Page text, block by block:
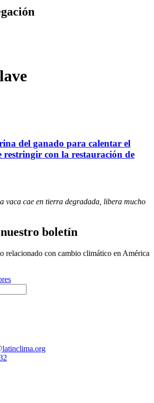
del ganado para calentar el
restringir con la restauración de
vaca cae en tierra degradada, libera mucho
boletín
relacionado con cambio climático en América